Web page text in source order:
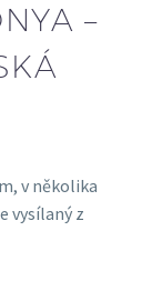
–
v několika
vysílaný z